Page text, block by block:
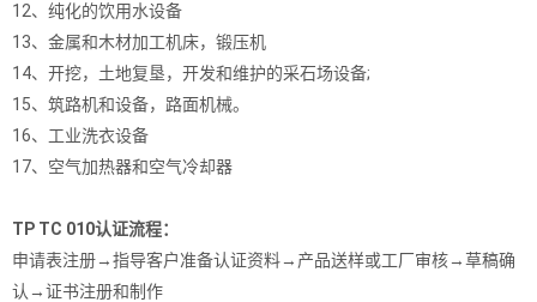
12、纯化的饮用水设备
13、金属和木材加工机床，锻压机
14、开挖，土地复垦，开发和维护的采石场设备;
15、筑路机和设备，路面机械。
16、工业洗衣设备
17、空气加热器和空气冷却器
TP TC 010认证流程：
申请表注册→指导客户准备认证资料→产品送样或工厂审核→草稿确
认→证书注册和制作